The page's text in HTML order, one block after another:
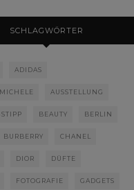
SCHLAGWÖRTER
ADIDAS
AUSSTELLUNG
BEAUTY BERLIN
BURBERRY CHANEL
DIOR DÜFTE
FOTOGRAFIE GADGETS